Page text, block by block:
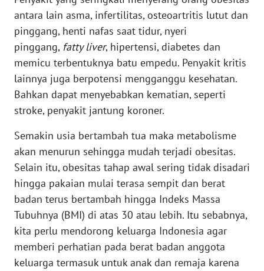
antara lain asma, infertilitas, osteoartritis lutut dan
pinggang, henti nafas saat tidur, nyeri
pinggang, fatty liver, hipertensi, diabetes dan
memicu terbentuknya batu empedu. Penyakit kritis
lainnya juga berpotensi mengganggu kesehatan.
Bahkan dapat menyebabkan kematian, seperti
stroke, penyakit jantung koroner.
Semakin usia bertambah tua maka metabolisme
akan menurun sehingga mudah terjadi obesitas.
Selain itu, obesitas tahap awal sering tidak disadari
hingga pakaian mulai terasa sempit dan berat
badan terus bertambah hingga Indeks Massa
Tubuhnya (BMI) di atas 30 atau lebih. Itu sebabnya,
kita perlu mendorong keluarga Indonesia agar
memberi perhatian pada berat badan anggota
keluarga termasuk untuk anak dan remaja karena
WN
RIAU
WN
SERAMBI
WN
WN
SULTRA
WN
WN
SULTENG